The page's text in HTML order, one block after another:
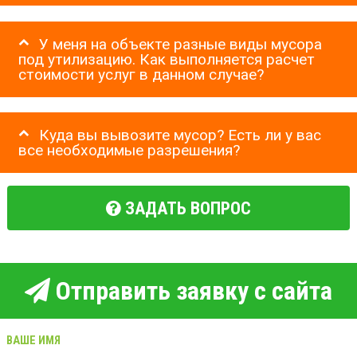
У меня на объекте разные виды мусора
под утилизацию. Как выполняется расчет
стоимости услуг в данном случае?
Куда вы вывозите мусор? Есть ли у вас
все необходимые разрешения?
ЗАДАТЬ ВОПРОС
Отправить заявку с сайта
ВАШЕ ИМЯ